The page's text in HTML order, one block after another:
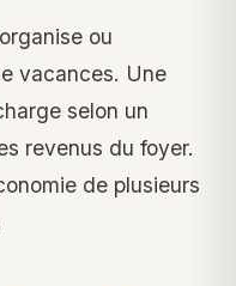
ou
vacances. Une
selon un
revenus du foyer.
de plusieurs